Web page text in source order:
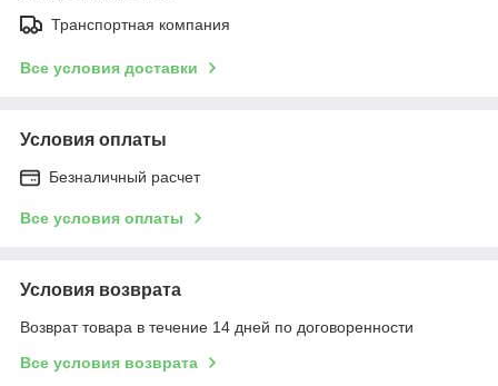
Транспортная компания
Все условия доставки
Условия оплаты
Безналичный расчет
Все условия оплаты
Условия возврата
Возврат товара в течение 14 дней по договоренности
Все условия возврата